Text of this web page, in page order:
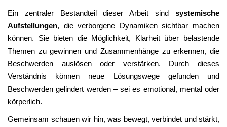
Ein zentraler Bestandteil dieser Arbeit sind systemische
Aufstellungen, die verborgene Dynamiken sichtbar machen
können. Sie bieten die Möglichkeit, Klarheit über belastende
Themen zu gewinnen und Zusammenhänge zu erkennen, die
Beschwerden auslösen oder verstärken. Durch dieses
Verständnis können neue Lösungswege gefunden und
Beschwerden gelindert werden – sei es emotional, mental oder
körperlich.
Gemeinsam schauen wir hin, was bewegt, verbindet und stärkt,